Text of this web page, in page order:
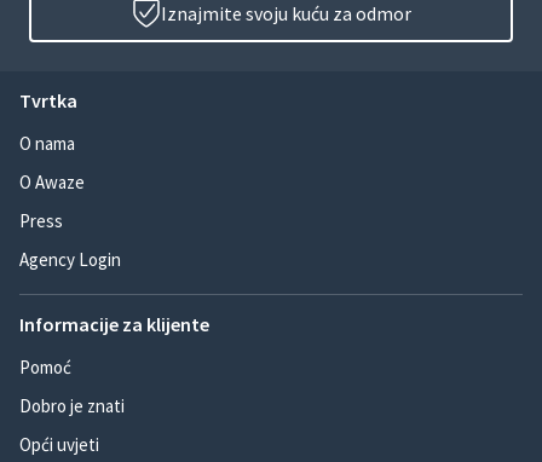
Iznajmite svoju kuću za odmor
Tvrtka
O nama
O Awaze
Press
Agency Login
Informacije za klijente
Pomoć
Dobro je znati
Opći uvjeti